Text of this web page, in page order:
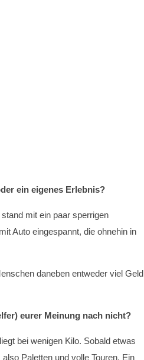
ein eigenes Erlebnis?
mit ein paar sperrigen
Auto eingespannt, die ohnehin in
daneben entweder viel Geld
eurer Meinung nach nicht?
bei wenigen Kilo. Sobald etwas
Paletten und volle Touren. Ein